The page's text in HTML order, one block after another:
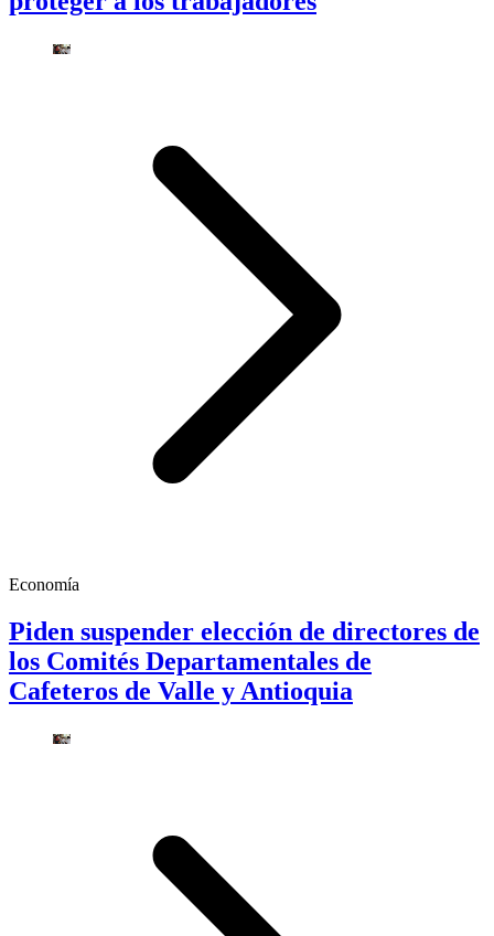
Economía
Piden suspender elección de directores de
los Comités Departamentales de
Cafeteros de Valle y Antioquia